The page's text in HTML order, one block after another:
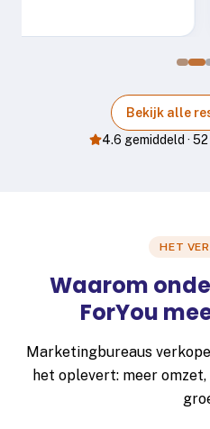
Bekijk alle
4.6 gemiddeld · 52
HET
Waarom
ForYou
Marketingbureaus
het oplevert: meer